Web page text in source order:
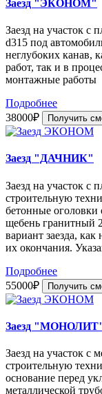
Заезд "ЭКОНОМ"
Заезд на участок с
d315 под
неглубоких канав,
работ, так и в
монтажные работы
Подробнее
38000₽
Получить
Заезд "ДАЧНИК"
Заезд на участок с
строительную
бетонные оголовки
щебень гранитный
вариант заезда,
их окончания.
Подробнее
55000₽
Получить
Заезд
Заезд на участок с
строительную
основание перед
металлической